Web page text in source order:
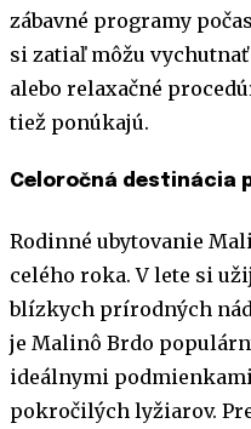
zábavné programy
si zatiaľ môžu
alebo relaxačné
tiež ponúkajú.
Celoročná destinácia
Rodinné ubytovanie
celého roka. V lete si
blízkych prírodných
je Malinô Brdo
ideálnymi
pokročilých lyžiarov.